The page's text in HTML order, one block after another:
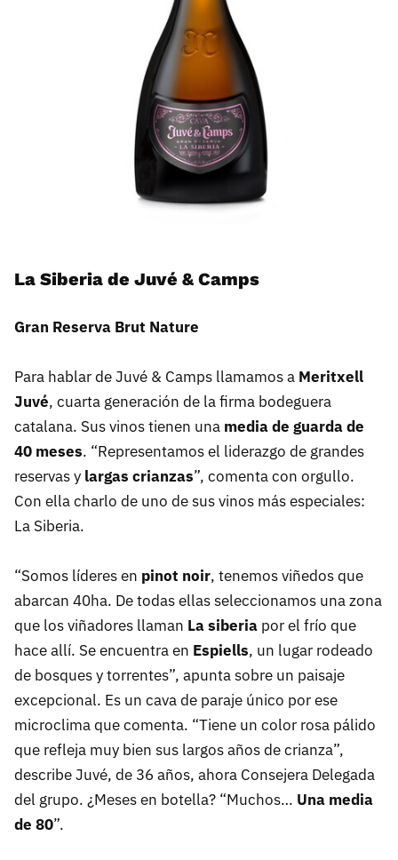
La Siberia de Juvé & Camps
Gran Reserva Brut Nature
Para hablar de Juvé & Camps llamamos a Meritxell
Juvé, cuarta generación de la firma bodeguera
catalana. Sus vinos tienen una media de guarda de
40 meses. “Representamos el liderazgo de grandes
reservas y largas crianzas”, comenta con orgullo.
Con ella charlo de uno de sus vinos más especiales:
La Siberia.
“Somos líderes en pinot noir, tenemos viñedos que
abarcan 40ha. De todas ellas seleccionamos una zona
que los viñadores llaman La siberia por el frío que
hace allí. Se encuentra en Espiells, un lugar rodeado
de bosques y torrentes”, apunta sobre un paisaje
excepcional. Es un cava de paraje único por ese
microclima que comenta. “Tiene un color rosa pálido
que refleja muy bien sus largos años de crianza”,
describe Juvé, de 36 años, ahora Consejera Delegada
del grupo. ¿Meses en botella? “Muchos… Una media
de 80”.